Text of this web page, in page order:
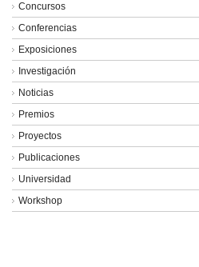
Concursos
Conferencias
Exposiciones
Investigación
Noticias
Premios
Proyectos
Publicaciones
Universidad
Workshop